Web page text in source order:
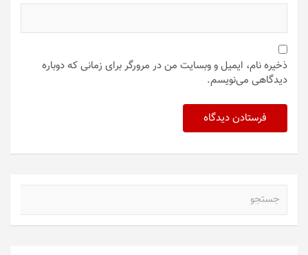
ذخیره نام، ایمیل و وبسایت من در مرورگر برای زمانی که دوباره
دیدگاهی می‌نویسم.